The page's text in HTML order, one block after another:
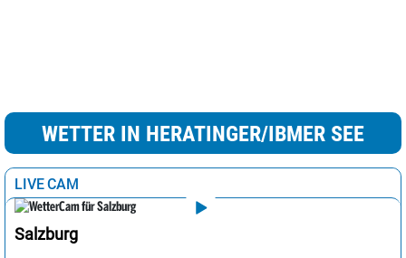
WETTER IN HERATINGER/IBMER SEE
LIVE CAM
Salzburg